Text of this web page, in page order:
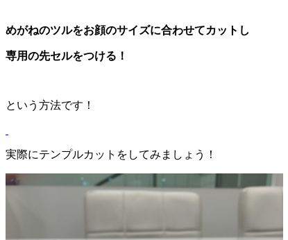
めがねのツルをお顔のサイズに合わせてカットし
専用の先セルをつける！
という方法です！
実際にテンプルカットをしてみましょう！